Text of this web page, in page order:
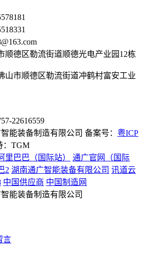
顺德区勒流街道顺德光电产业园12栋
山市顺德区勒流街道冲鹤村富安工业
22616559
能装备制造有限公司 备案号： 粤ICP
：TGM
里巴巴（国际站）
通广官网（国际
2 湖南通广智能装备有限公司 讯道云
中国供应商 中国制造网
能装备制造有限公司
言